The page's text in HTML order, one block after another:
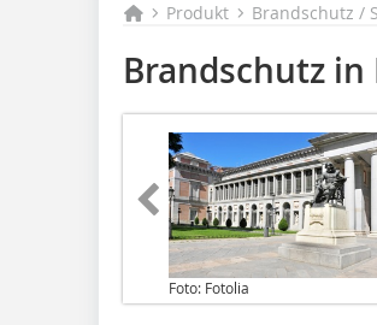
Produkt Brandschutz /
Brandschutz
Foto: Fotolia